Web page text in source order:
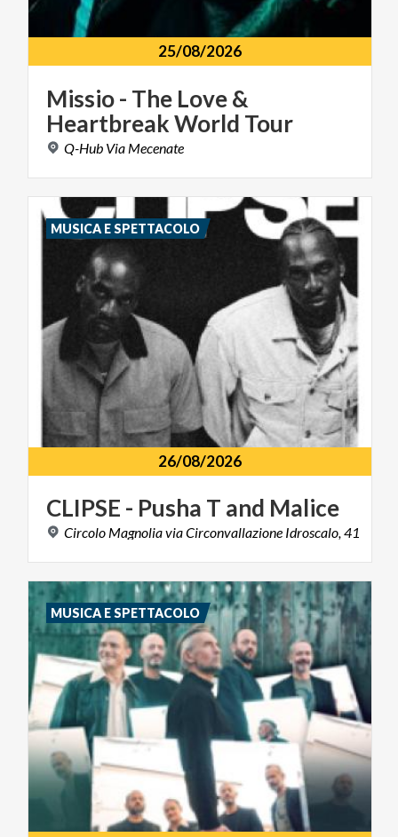
25/08/2026
Missio- The Love&
HeartbreakWorld Tour
Q-Hub Via Mecenate
26/08/2026
CLIPSE - Pusha T and Malice
Circolo MagnoliaviaCirconvallazione Idroscalo,41
MUSICA E SPETTACOLO
MUSICA E SPETTACOLO